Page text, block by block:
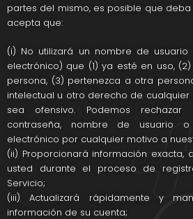
partes del mismo, es posible que
acepta que:
(i) No utilizará un nombre de
electrónico) que (1) ya esté en uso,
persona, (3) pertenezca a otra
intelectual u otro derecho de cualquier
sea ofensivo. Podemos
contraseña, nombre de usuario
electrónico por cualquier motivo a
(ii) Proporcionará información exacta,
usted durante el proceso de
Servicio;
(iii) Actualizará rápidamente y
información de su cuenta;